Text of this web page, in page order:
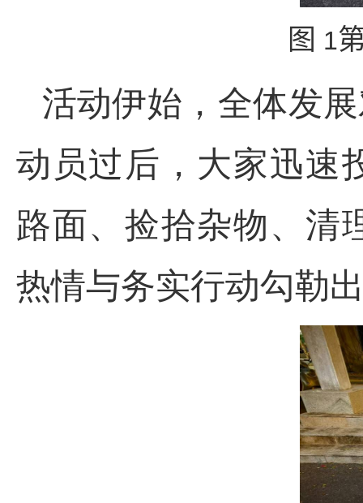
图 1
活动伊始，全体发
动员过后，大家迅速
路面、捡拾杂物、清
热情与务实行动勾勒